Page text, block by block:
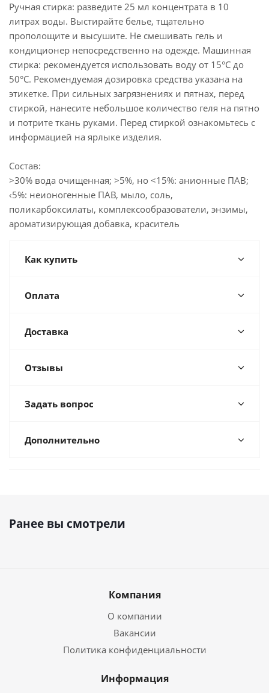
Ручная стирка: разведите 25 мл концентрата в 10
литрах воды. Выстирайте белье, тщательно
прополощите и высушите. Не смешивать гель и
кондиционер непосредственно на одежде. Машинная
стирка: рекомендуется использовать воду от 15°C до
50°C. Рекомендуемая дозировка средства указана на
этикетке. При сильных загрязнениях и пятнах, перед
стиркой, нанесите небольшое количество геля на пятно
и потрите ткань руками. Перед стиркой ознакомьтесь с
информацией на ярлыке изделия.
Состав:
>30% вода очищенная; >5%, но <15%: анионные ПАВ;
‹5%: неионогенные ПАВ, мыло, соль,
поликарбоксилаты, комплексообразователи, энзимы,
ароматизирующая добавка, краситель
Как купить
Оплата
Доставка
Отзывы
Задать вопрос
Дополнительно
Ранее вы смотрели
Компания
О компании
Вакансии
Политика конфиденциальности
Информация